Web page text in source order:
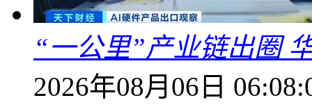
“一公里”产业链出圈
2026年08月06日